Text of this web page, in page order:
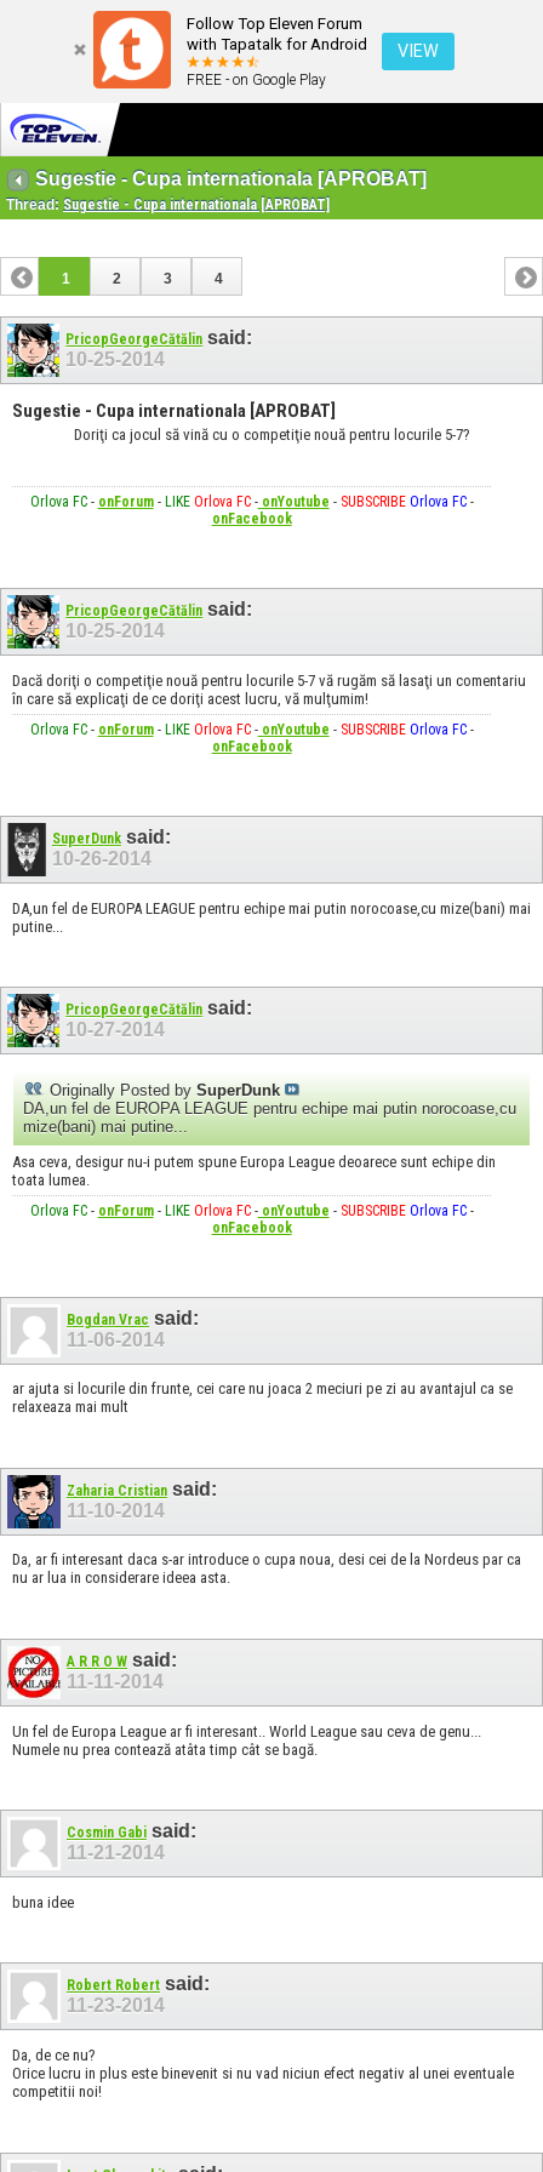
Follow Top Eleven Forum
with Tapatalk for Android
FREE - on Google Play
VIEW
Sugestie - Cupa internationala [APROBAT]
Thread: Sugestie - Cupa internationala [APROBAT]
1 2 3 4
PricopGeorgeCătălin said:
10-25-2014
Sugestie - Cupa internationala [APROBAT]
Doriţi ca jocul să vină cu o competiţie nouă pentru locurile 5-7?
Orlova FC- onForum- LIKE Orlova FC-onYoutube - SUBSCRIBE Orlova FC-
onFacebook
PricopGeorgeCătălin said:
10-25-2014
Dacă doriţi o competiţie nouă pentru locurile 5-7 vă rugăm să lasaţi un comentariu
în care să explicaţi de ce doriţi acest lucru, vă mulţumim!
Orlova FC- onForum- LIKE Orlova FC-onYoutube - SUBSCRIBE Orlova FC-
onFacebook
SuperDunksaid:
10-26-2014
DA,un fel de EUROPA LEAGUE pentru echipe mai putin norocoase,cu mize(bani) mai
putine...
PricopGeorgeCătălin said:
10-27-2014
Originally Posted by SuperDunk
DA,un fel de EUROPA LEAGUE pentru echipe mai putin norocoase,cu
mize(bani) mai putine...
Asa ceva, desigur nu-i putem spune Europa League deoarece sunt echipe din
toata lumea.
Orlova FC- onForum- LIKE Orlova FC-onYoutube - SUBSCRIBE Orlova FC-
onFacebook
Bogdan Vrac said:
11-06-2014
ar ajuta si locurile din frunte, cei care nu joaca 2 meciuri pe zi au avantajul ca se
relaxeaza mai mult
Zaharia Cristian said:
11-10-2014
Da, ar fi interesant daca s-ar introduce o cupa noua, desi cei de la Nordeus par ca
nu ar lua in considerare ideea asta.
A R R O W said:
11-11-2014
Un fel de Europa League ar fi interesant.. World League sau ceva de genu...
Numele nu prea contează atâta timp cât se bagă.
Cosmin Gabi said:
11-21-2014
buna idee
Robert Robert said:
11-23-2014
Da, de ce nu?
Orice lucru in plus este binevenit si nu vad niciun efect negativ al unei eventuale
competitii noi!